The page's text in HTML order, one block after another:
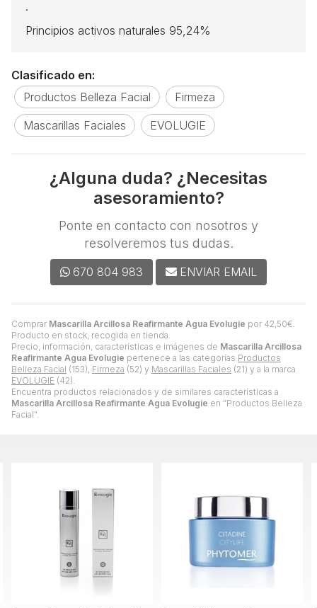
Comprar Mascarilla Arcillosa Reafirmante Agua Evolugie por 42,50€.
Producto en stock, recogida en tienda.
Precio, información, características e imágenes de Mascarilla Arcillosa
Reafirmante Agua Evolugie pertenece a las categorías Productos
Belleza Facial (153), Firmeza (52) y Mascarillas Faciales (21) y a la marca
EVOLUGIE (42).
Encuentra productos relacionados y de similares características a
Mascarilla Arcillosa Reafirmante Agua Evolugie en "Productos Belleza
Facial".
.
Principios activos naturales 95,24%
Clasificado en:
Productos Belleza Facial
Firmeza
Mascarillas Faciales
EVOLUGIE
¿Alguna duda? ¿Necesitas
asesoramiento?
Ponte en contacto con nosotros y
resolveremos tus dudas.
670 804 983 ENVIAR EMAIL